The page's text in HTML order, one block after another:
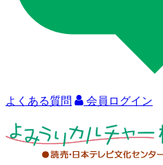
よくある質問 会員ログイン